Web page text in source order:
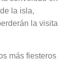
la isla,
la visita
más fiesteros